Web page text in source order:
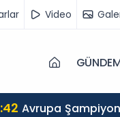
Video
Avrupa